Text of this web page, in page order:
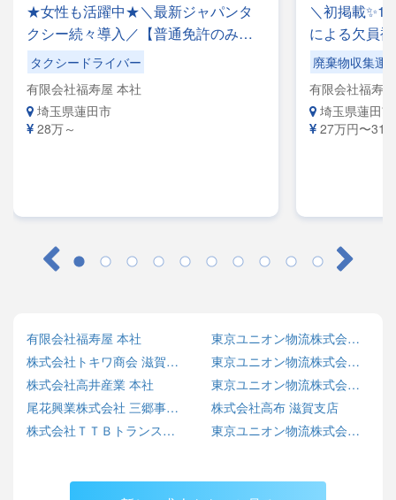
★女性も活躍中★＼最新ジャパンタ
クシー続々導入／【普通免許のみで
即デビュー◎】二種取得は全額会社
負担！｜自動配車で安定収入×地域密
着の安心感！自社整備工場＆最新洗
車機完備でストレスなく働ける
タクシードライバー
有限会社福寿屋 本社
埼玉県蓮田市
28万～
＼初掲載✨1
による欠員
地元密着！
AT車を運転
工場完備で
順守のクリ
廃棄物収集運
有限会社福寿
埼玉県蓮田市
27万円〜31
有限会社福寿屋 本社
株式会社トキワ商会 滋賀事業所
株式会社高井産業 本社
尾花興業株式会社 三郷事業所
株式会社ＴＴＢトランス倉庫 神栖営業所
東京ユニオン物流株式会社 川口営業所
東京ユニオン物流株式会社 横浜営業所
東京ユニオン物流株式会社 立川営業所
株式会社高布 滋賀支店
東京ユニオン物流株式会社 本社営業所